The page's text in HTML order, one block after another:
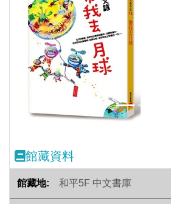
Previous
館藏資料
和平5F 中文書庫